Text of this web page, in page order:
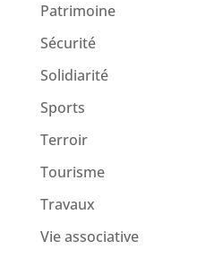
Patrimoine
Sécurité
Solidiarité
Sports
Terroir
Tourisme
Travaux
Vie associative